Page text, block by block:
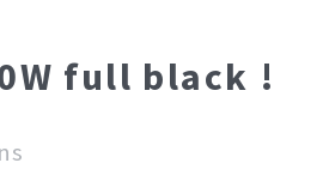
full black !